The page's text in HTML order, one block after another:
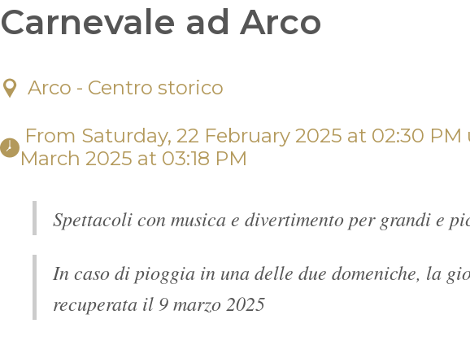
Carnevale ad Arco
Arco - Centro storico
March 2025 at 03:18 PM
Spettacoli con musica e divertimento per grandi e
In caso di pioggia in una delle due domeniche, la
recuperata il 9 marzo 2025